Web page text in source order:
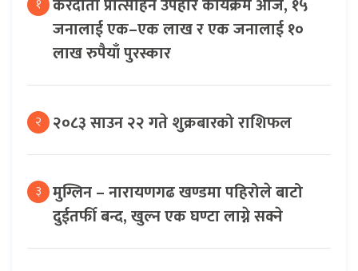
जनालाई एक–एक लाख र एक जनालाई १०
लाख रुपैयाँ पुरस्कार
२ २०८३ साउन २२ गते शुक्रबारको राशिफल
३ मुग्लिन – नारायणगढ खण्डमा पहिरोले बाटो
दुईतर्फी बन्द, खुल्न एक घण्टा लाग्ने सक्ने